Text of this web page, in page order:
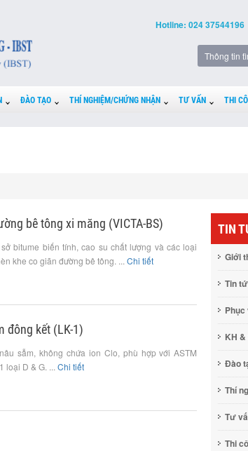
Hotline: 024 37544196
ĐÀO TẠO THÍ NGHIỆM/CHỨNG NHẬN TƯ VẤN THI
bê tông xi măng (VICTA-BS)
bitume biến tính, cao su chất lượng và các loại
khe co giãn đường bê tông. ... Chi tiết
đông kết (LK-1)
sẫm, không chứa ion Clo, phù hợp với ASTM
loại D & G. ... Chi tiết
TIN
Giới
Tin
Phục
KH &
Đào
Thí
Tư
Thi